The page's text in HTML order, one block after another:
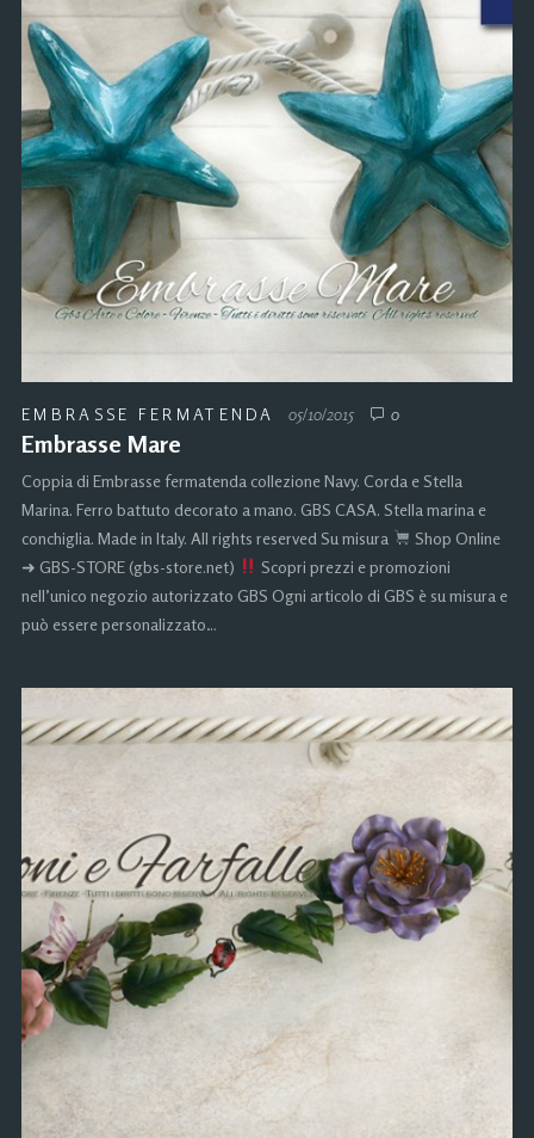
EMBRASSE FERMATENDA 05/10/2015 0
Embrasse Mare
Coppia di Embrasse fermatenda collezione Navy. Corda e Stella
Marina. Ferro battuto decorato a mano. GBS CASA. Stella marina e
conchiglia. Made in Italy. All rights reserved Su misura
Shop Online
➜ GBS-STORE (gbs-store.net)
Scopri prezzi e promozioni
nell’unico negozio autorizzato GBS Ogni articolo di GBS è su misura e
può essere personalizzato…